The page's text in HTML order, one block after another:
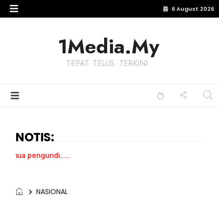
6 August 2026
1Media.My
TEPAT. TELUS. TERKINI.
NOTIS:
NASIONAL